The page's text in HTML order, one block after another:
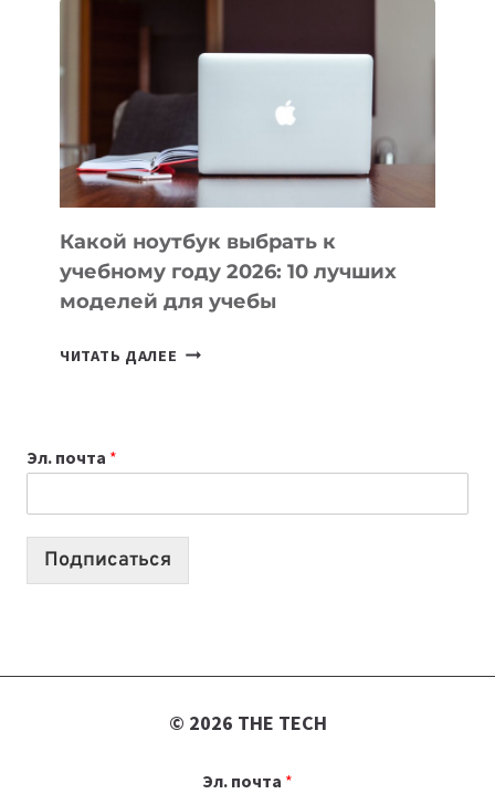
ПОМОГАЮТ
СОЗДАВАТЬ
БЕЗ
СЛОЖНОГО
КОДА
Какой ноутбук выбрать к
учебному году 2026: 10 лучших
моделей для учебы
ЧИТАТЬ ДАЛЕЕ КАКОЙ
2026:
10
Эл. почта *
Подписаться
© 2026 THE TECH
Эл. почта *